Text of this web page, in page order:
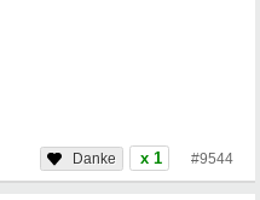
x 1 #9544